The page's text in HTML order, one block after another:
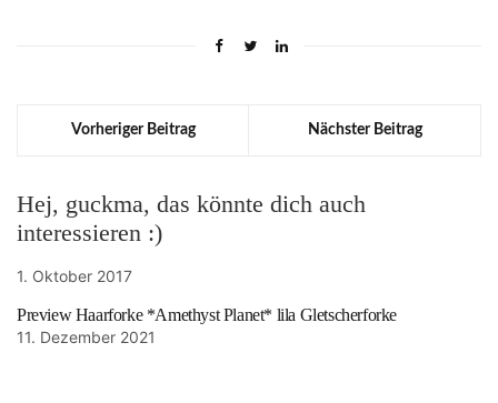
Vorheriger Beitrag Nächster Beitrag
Hej, guckma, das könnte dich auch
interessieren :)
1. Oktober 2017
Preview Haarforke *Amethyst Planet* lila Gletscherforke
11. Dezember 2021